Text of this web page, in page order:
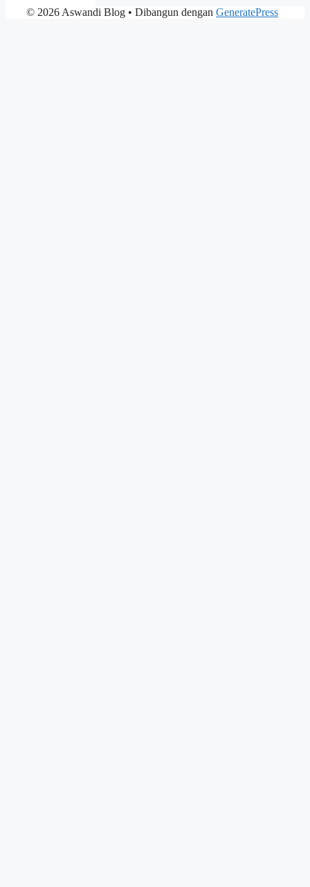
© 2026 Aswandi Blog • Dibangun dengan GeneratePress